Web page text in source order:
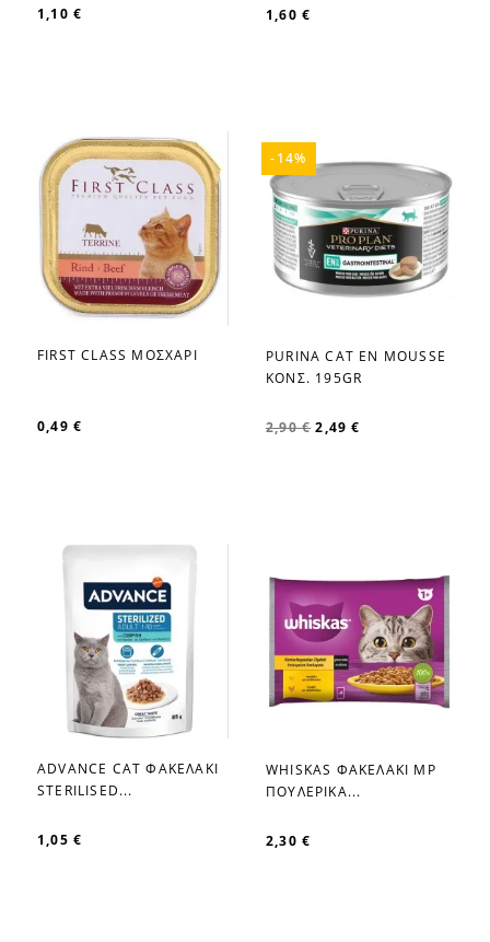
1,10 € 1,60 €
favorite_border
FIRST CLASS ΜΟΣΧΑΡΙ
0,49 €
favorite_border
PURINA CAT EN MOUSSE
ΚΟΝΣ. 195GR
2,90 € 2,49 €
-14%
favorite_border
ADVANCE CAT ΦΑΚΕΛΑΚΙ
STERILISED...
1,05 €
favorite_border
WHISKAS ΦΑΚΕΛΑΚΙ MP
ΠΟΥΛΕΡΙΚΑ...
2,30 €